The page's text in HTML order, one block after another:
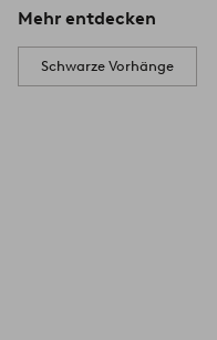
Mehr entdecken
Schwarze Vorhänge